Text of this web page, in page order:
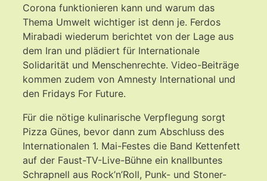
Corona funktionieren kann und warum das
Thema Umwelt wichtiger ist denn je. Ferdos
Mirabadi wiederum berichtet von der Lage aus
dem Iran und plädiert für Internationale
Solidarität und Menschenrechte. Video-Beiträge
kommen zudem von Amnesty International und
den Fridays For Future.
Für die nötige kulinarische Verpflegung sorgt
Pizza Günes, bevor dann zum Abschluss des
Internationalen 1. Mai-Festes die Band Kettenfett
auf der Faust-TV-Live-Bühne ein knallbuntes
Schrapnell aus Rock’n’Roll, Punk- und Stoner-